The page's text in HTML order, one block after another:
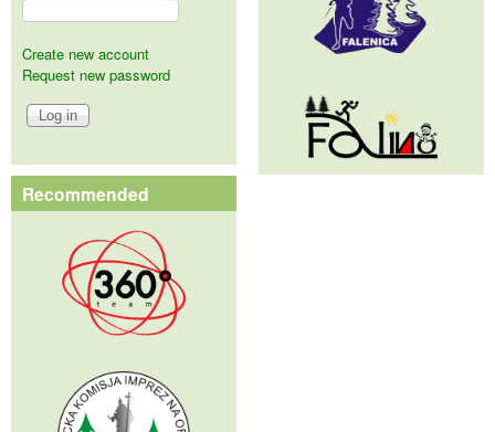
Create new account
Request new password
Recommended